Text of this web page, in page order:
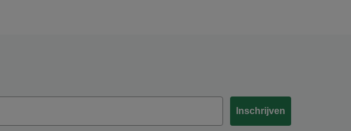
Inschrijven